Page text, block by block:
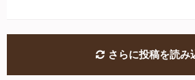
さらに投稿を読み